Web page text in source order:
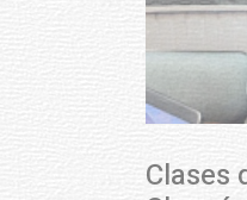
Clases de